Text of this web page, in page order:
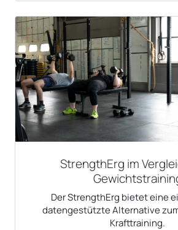
StrengthErg im
Der StrengthErg bietet eine
datengestützte Alternative
Krafttraining.